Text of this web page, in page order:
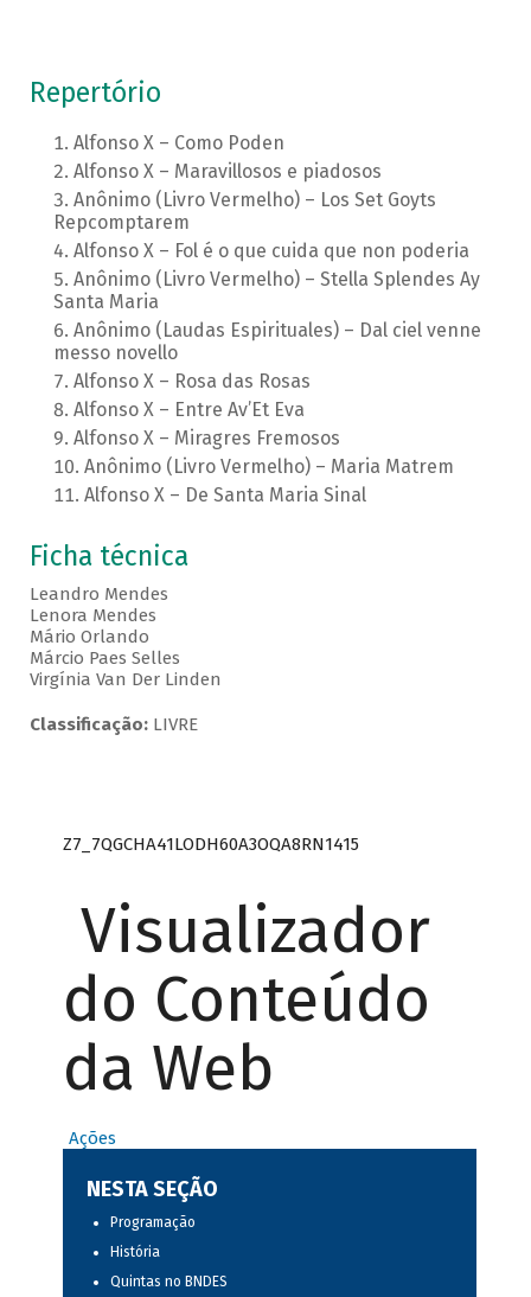
Repertório
Alfonso X – Como Poden
Alfonso X – Maravillosos e piadosos
Anônimo (Livro Vermelho) – Los Set Goyts
Repcomptarem
Alfonso X – Fol é o que cuida que non poderia
Anônimo (Livro Vermelho) – Stella Splendes Ay
Santa Maria
Anônimo (Laudas Espirituales) – Dal ciel venne
messo novello
Alfonso X – Rosa das Rosas
Alfonso X – Entre Av’Et Eva
Alfonso X – Miragres Fremosos
Anônimo (Livro Vermelho) – Maria Matrem
Alfonso X – De Santa Maria Sinal
Ficha técnica
Leandro Mendes
Lenora Mendes
Mário Orlando
Márcio Paes Selles
Virgínia Van Der Linden
Classificação:LIVRE
Z7_7QGCHA41LODH60A3OQA8RN1415
Visualizador
do Conteúdo
da Web
Ações
NESTA SEÇÃO
Programação
História
Quintas no BNDES